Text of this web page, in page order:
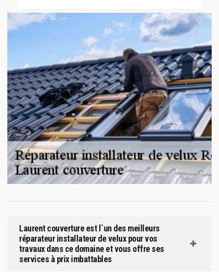
Laurent couverture est l`un des meilleurs
réparateur installateur de velux pour vos
travaux dans ce domaine et vous offre ses
services à prix imbattables